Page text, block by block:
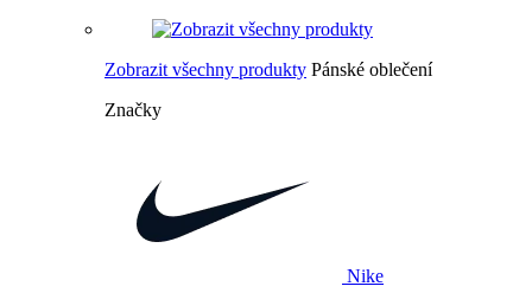
Zobrazit všechny produkty Pánské oblečení
Značky
Nike